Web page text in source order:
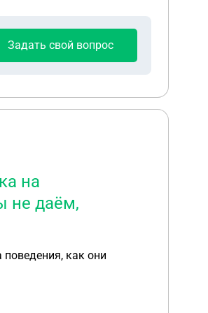
сметану. Хотя
там всё на молоке. В
Задать свой вопрос
на
не даём,
как они